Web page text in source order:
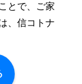
とで、ご家
、信コトナ